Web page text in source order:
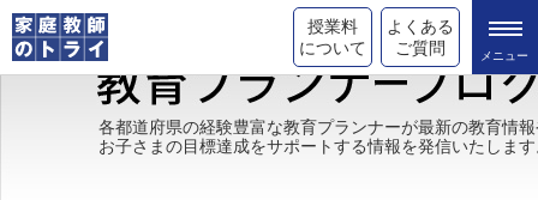
授業料
について
よくある
ご質問
トライの教育理念
成績が上がる理由
各都道府県の経験豊富な教育プランナーが最新の教育情
お子さまの目標達成をサポートする情報を発信いたしま